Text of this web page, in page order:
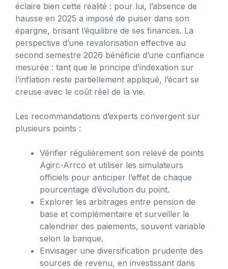
éclaire bien cette réalité : pour lui, l’absence de
hausse en 2025 a imposé de puiser dans son
épargne, brisant l’équilibre de ses finances. La
perspective d’une revalorisation effective au
second semestre 2026 bénéficie d’une confiance
mesurée : tant que le principe d’indexation sur
l’inflation reste partiellement appliqué, l’écart se
creuse avec le coût réel de la vie.
Les recommandations d’experts convergent sur
plusieurs points :
Vérifier régulièrement son relevé de points
Agirc-Arrco et utiliser les simulateurs
officiels pour anticiper l’effet de chaque
pourcentage d’évolution du point.
Explorer les arbitrages entre pension de
base et complémentaire et surveiller le
calendrier des paiements, souvent variable
selon la banque.
Envisager une diversification prudente des
sources de revenu, en investissant dans